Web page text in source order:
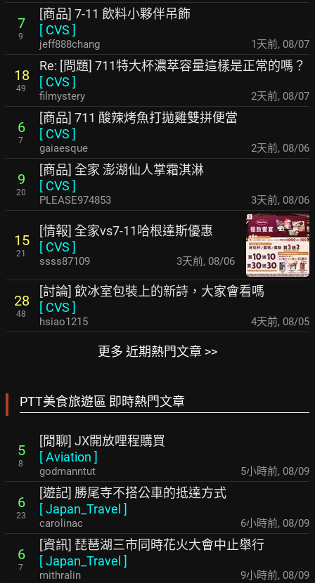
7
9
[商品] 7-11 飲料小夥伴吊飾
[ CVS ]
jeff888chang 1天前, 08/07
18
49
Re: [問題] 711特大杯濃萃容量這樣是正常的嗎？
[ CVS ]
filmystery 2天前, 08/07
6
7
[商品] 711 酸辣烤魚打拋雞雙拼便當
[ CVS ]
gaiaesque 2天前, 08/06
9
20
[商品] 全家 澎湖仙人掌霜淇淋
[ CVS ]
PLEASE974853 3天前, 08/06
15
21
[情報] 全家vs7-11哈根達斯優惠
[ CVS ]
ssss87109 3天前, 08/06
28
48
[討論] 飲冰室包裝上的新詩，大家會看嗎
[ CVS ]
hsiao1215 4天前, 08/05
更多 近期熱門文章 >>
PTT美食旅遊區 即時熱門文章
5
8
[閒聊] JX開放哩程購買
[Aviation ]
godmanntut 5小時前, 08/09
6
23
[遊記] 勝尾寺不搭公車的抵達方式
[Japan_Travel ]
carolinac 6小時前, 08/09
6
7
[資訊] 琵琶湖三市同時花火大會中止舉行
[Japan_Travel ]
mithralin 9小時前, 08/09